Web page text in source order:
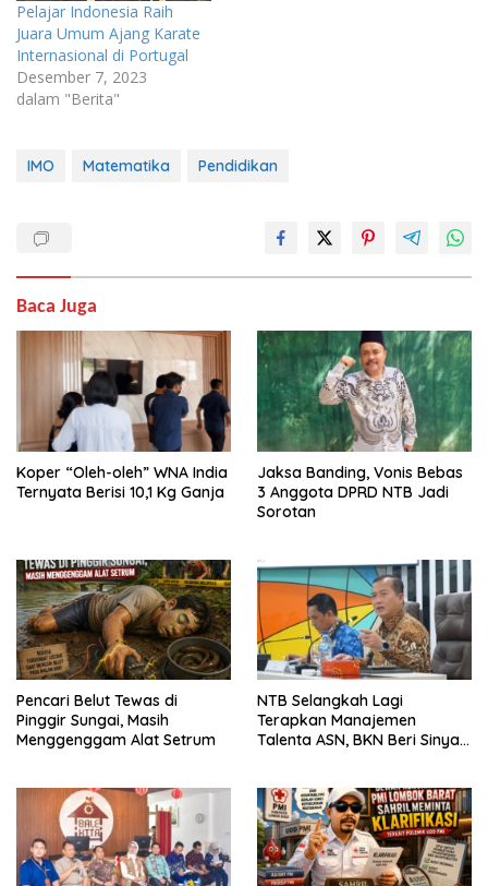
Pelajar Indonesia Raih
Juara Umum Ajang Karate
Internasional di Portugal
Desember 7, 2023
dalam "Berita"
IMO Matematika Pendidikan
Baca Juga
Koper “Oleh-oleh” WNA India
Ternyata Berisi 10,1 Kg Ganja
Jaksa Banding, Vonis Bebas
3 Anggota DPRD NTB Jadi
Sorotan
Pencari Belut Tewas di
Pinggir Sungai, Masih
Menggenggam Alat Setrum
NTB Selangkah Lagi
Terapkan Manajemen
Talenta ASN, BKN Beri Sinyal